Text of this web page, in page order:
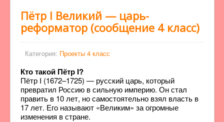
Пётр I Великий — царь-
реформатор (сообщение 4 класс)
Категория: Проекты 4 класс
Кто такой Пётр I?
Пётр I (1672–1725) — русский царь, который
превратил Россию в сильную империю. Он стал
править в 10 лет, но самостоятельно взял власть в
17 лет. Его называют «Великим» за огромные
изменения в стране.